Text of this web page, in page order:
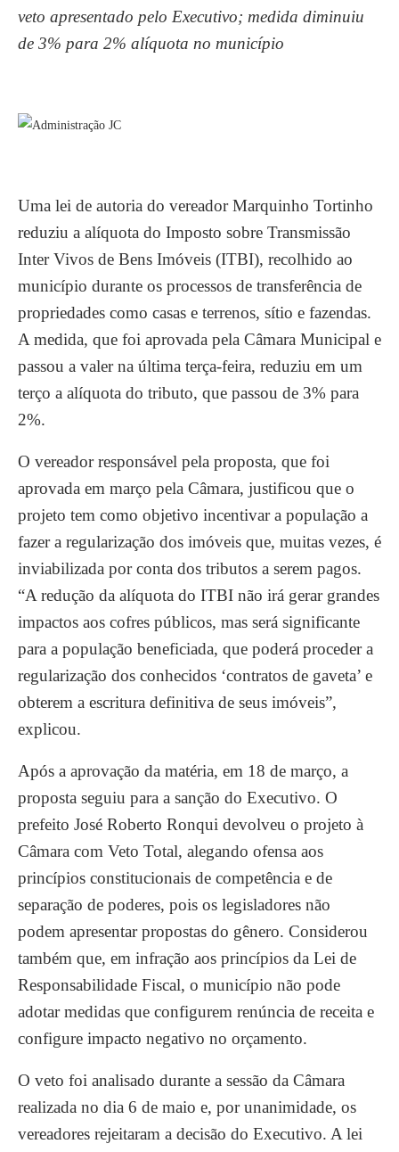
veto apresentado pelo Executivo; medida diminuiu
de 3% para 2% alíquota no município
Uma lei de autoria do vereador Marquinho Tortinho
reduziu a alíquota do Imposto sobre Transmissão
Inter Vivos de Bens Imóveis (ITBI), recolhido ao
município durante os processos de transferência de
propriedades como casas e terrenos, sítio e fazendas.
A medida, que foi aprovada pela Câmara Municipal e
passou a valer na última terça-feira, reduziu em um
terço a alíquota do tributo, que passou de 3% para
2%.
O vereador responsável pela proposta, que foi
aprovada em março pela Câmara, justificou que o
projeto tem como objetivo incentivar a população a
fazer a regularização dos imóveis que, muitas vezes, é
inviabilizada por conta dos tributos a serem pagos.
“A redução da alíquota do ITBI não irá gerar grandes
impactos aos cofres públicos, mas será significante
para a população beneficiada, que poderá proceder a
regularização dos conhecidos ‘contratos de gaveta’ e
obterem a escritura definitiva de seus imóveis”,
explicou.
Após a aprovação da matéria, em 18 de março, a
proposta seguiu para a sanção do Executivo. O
prefeito José Roberto Ronqui devolveu o projeto à
Câmara com Veto Total, alegando ofensa aos
princípios constitucionais de competência e de
separação de poderes, pois os legisladores não
podem apresentar propostas do gênero. Considerou
também que, em infração aos princípios da Lei de
Responsabilidade Fiscal, o município não pode
adotar medidas que configurem renúncia de receita e
configure impacto negativo no orçamento.
O veto foi analisado durante a sessão da Câmara
realizada no dia 6 de maio e, por unanimidade, os
vereadores rejeitaram a decisão do Executivo. A lei